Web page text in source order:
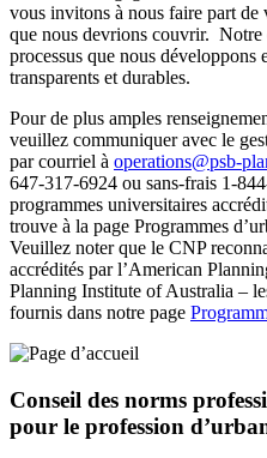
vous invitons à nous faire part de
que nous devrions couvrir. Notre
processus que nous
transparents et durables.
Pour de plus amples
veuillez communiquer avec le
par courriel à operations@psb-
647-317-6924 ou sans-frais 1-
programmes universitaires
trouve à la page Programmes
Veuillez noter que le CNP
accrédités par l’American
Planning Institute of Australia –
fournis dans notre page
Conseil des norms
pour le profession